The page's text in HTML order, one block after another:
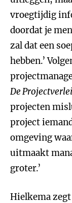
vroegtijdig
doordat je
zal dat een
hebben.’
De
projecten
project
omgeving
uitmaakt
groter.’
Hielkema